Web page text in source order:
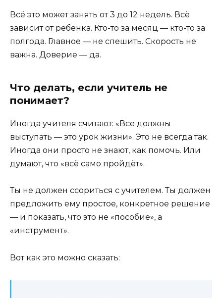
Всё это может занять от 3 до 12 недель. Всё
зависит от ребёнка. Кто-то за месяц — кто-то за
полгода. Главное — не спешить. Скорость не
важна. Доверие — да.
Что делать, если учитель не
понимает?
Иногда учителя считают: «Все должны
выступать — это урок жизни». Это не всегда так.
Иногда они просто не знают, как помочь. Или
думают, что «всё само пройдёт».
Ты не должен ссориться с учителем. Ты должен
предложить ему простое, конкретное решение
— и показать, что это не «пособие», а
«инструмент».
Вот как это можно сказать: